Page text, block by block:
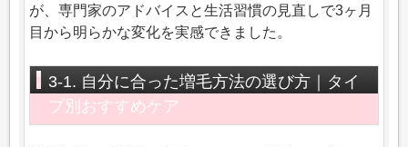
が、専門家のアドバイスと生活習慣の見直しで3ヶ月
目から明らかな変化を実感できました。
3-1. 自分に合った増毛方法の選び方｜タイ
プ別おすすめケア